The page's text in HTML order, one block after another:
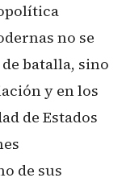
no se
batalla, sino
y en los
de Estados
de sus